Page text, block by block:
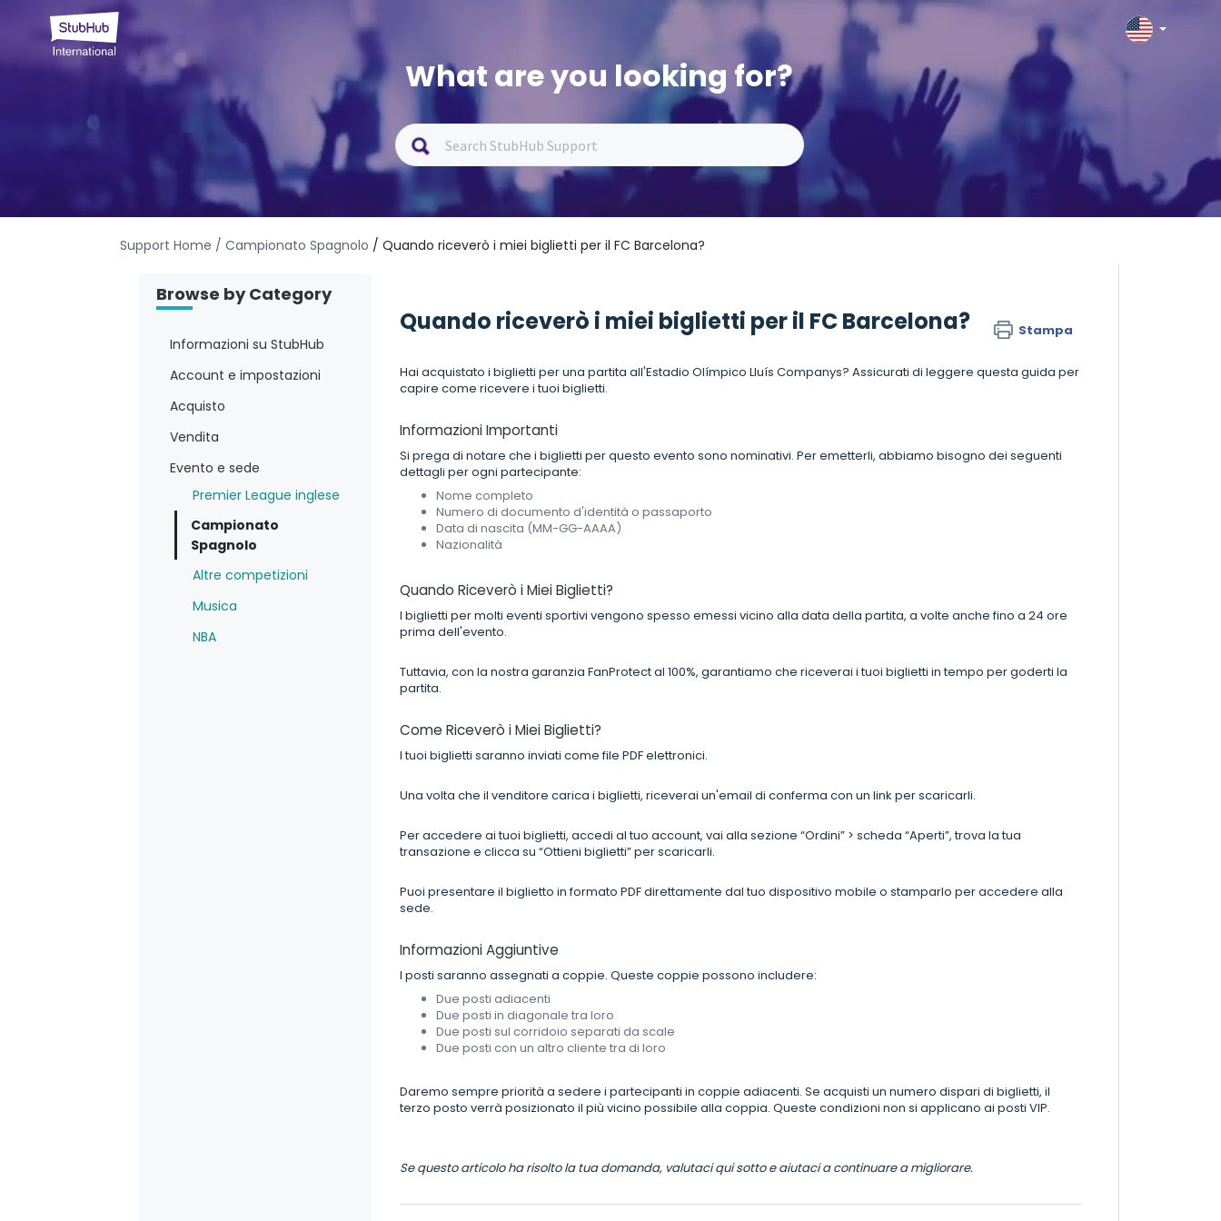
What are you looking for?
Support Home / Campionato Spagnolo / Quando riceverò i miei biglietti per il FC Barcelona?
Browse by Category
Informazioni su StubHub
Account e impostazioni
Acquisto
Vendita
Evento e sede
Premier League inglese
Campionato
Spagnolo
Altre competizioni
Musica
NBA
Quando riceverò i miei biglietti per il FC Barcelona? Stampa
Hai acquistato i biglietti per una partita all'Estadio Olímpico Lluís Companys? Assicurati di leggere questa guida per
capire come ricevere i tuoi biglietti.
Informazioni Importanti
Si prega di notare che i biglietti per questo evento sono nominativi. Per emetterli, abbiamo bisogno dei seguenti
dettagli per ogni partecipante:
Nome completo
Numero di documento d'identità o passaporto
Data di nascita (MM-GG-AAAA)
Nazionalità
Quando Riceverò i Miei Biglietti?
I biglietti per molti eventi sportivi vengono spesso emessi vicino alla data della partita, a volte anche fino a 24 ore
prima dell'evento.
Tuttavia, con la nostra garanzia FanProtect al 100%, garantiamo che riceverai i tuoi biglietti in tempo per goderti la
partita.
Come Riceverò i Miei Biglietti?
I tuoi biglietti saranno inviati come file PDF elettronici.
Una volta che il venditore carica i biglietti, riceverai un'email di conferma con un link per scaricarli.
Per accedere ai tuoi biglietti, accedi al tuo account, vai alla sezione “Ordini” > scheda “Aperti”, trova la tua
transazione e clicca su “Ottieni biglietti” per scaricarli.
Puoi presentare il biglietto in formato PDF direttamente dal tuo dispositivo mobile o stamparlo per accedere alla
sede.
Informazioni Aggiuntive
I posti saranno assegnati a coppie. Queste coppie possono includere:
Due posti adiacenti
Due posti in diagonale tra loro
Due posti sul corridoio separati da scale
Due posti con un altro cliente tra di loro
Daremo sempre priorità a sedere i partecipanti in coppie adiacenti. Se acquisti un numero dispari di biglietti, il
terzo posto verrà posizionato il più vicino possibile alla coppia. Queste condizioni non si applicano ai posti VIP.
Se questo articolo ha risolto la tua domanda, valutaci qui sotto e aiutaci a continuare a migliorare.